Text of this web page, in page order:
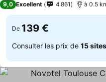
9,0 Excellent 4 861 à 0.5
De 139 €
Consulter les prix de 15 sites